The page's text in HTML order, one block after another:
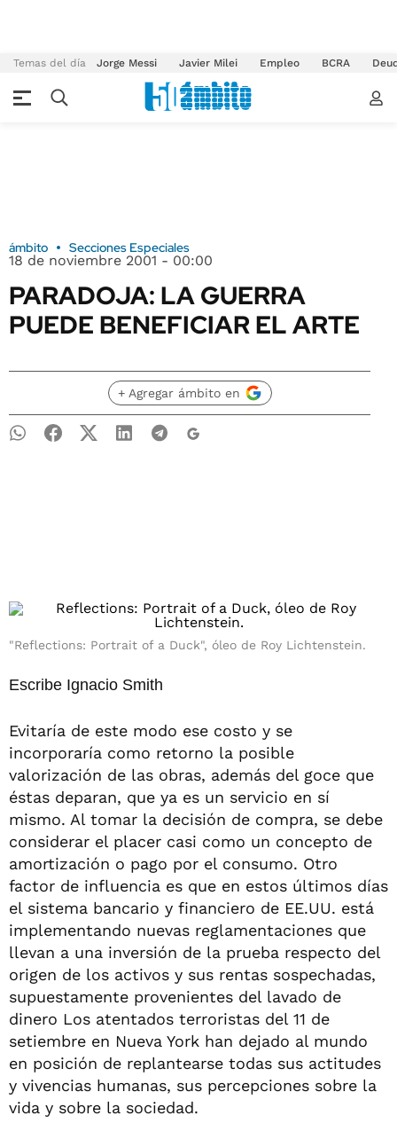
Temas del día Jorge Messi Javier Milei Empleo BCRA
ámbito Secciones Especiales
18 de noviembre 2001 - 00:00
PARADOJA: LA GUERRA
PUEDE BENEFICIAR EL ARTE
+ Agregar ámbito en
"Reflections: Portrait of a Duck", óleo de Roy Lichtenstein.
Escribe Ignacio Smith
Evitaría de este modo ese costo y se
incorporaría como retorno la posible
valorización de las obras, además del goce que
éstas deparan, que ya es un servicio en sí
mismo. Al tomar la decisión de compra, se debe
considerar el placer casi como un concepto de
amortización o pago por el consumo. Otro
factor de influencia es que en estos últimos días
el sistema bancario y financiero de EE.UU. está
implementando nuevas reglamentaciones que
llevan a una inversión de la prueba respecto del
origen de los activos y sus rentas sospechadas,
supuestamente provenientes del lavado de
dinero Los atentados terroristas del 11 de
setiembre en Nueva York han dejado al mundo
en posición de replantearse todas sus actitudes
y vivencias humanas, sus percepciones sobre la
vida y sobre la sociedad.